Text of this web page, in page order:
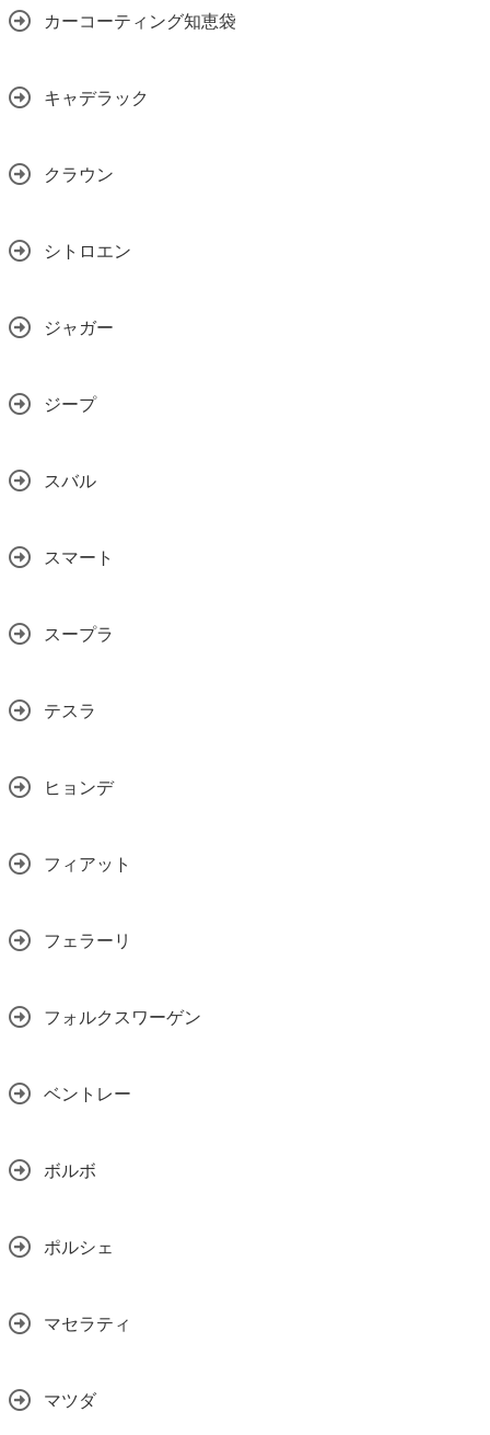
カーコーティング知恵袋
キャデラック
クラウン
シトロエン
ジャガー
ジープ
スバル
スマート
スープラ
テスラ
ヒョンデ
フィアット
フェラーリ
フォルクスワーゲン
ベントレー
ボルボ
ポルシェ
マセラティ
マツダ